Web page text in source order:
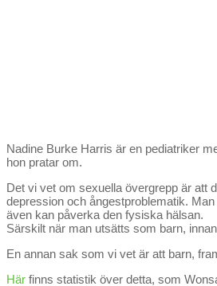
Nadine Burke Harris är en pediatriker
hon pratar om.
Det vi vet om sexuella övergrepp är att
depression och ångestproblematik.
även kan påverka den fysiska hälsan.
Särskilt när man utsätts som barn,
En annan sak som vi vet är att barn,
Här finns statistik över detta, som